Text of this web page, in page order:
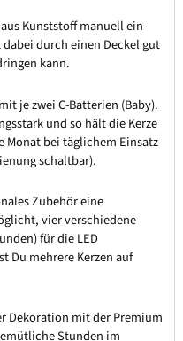
Kunststoff manuell ein-
durch einen Deckel gut
kann.
je zwei C-Batterien (Baby).
und so hält die Kerze
Monat bei täglichem Einsatz
schaltbar).
Zubehör eine
vier verschiedene
für die LED
Du mehrere Kerzen auf
Dekoration mit der Premium
Stunden im